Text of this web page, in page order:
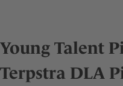
Young Talent
Terpstra DLA